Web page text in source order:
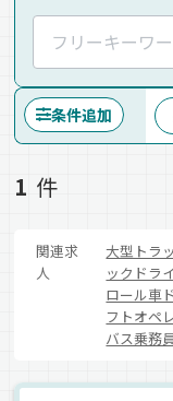
条件追加
1 件
関連求
人
大型トラ
ックドラ
ロール車
フトオペ
バス乗務